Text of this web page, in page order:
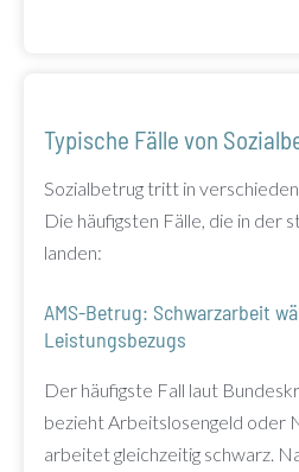
Typische Fälle von
Sozialbetrug tritt in
Die häufigsten Fälle, die in der
landen:
AMS-Betrug: Schwarzarbeit
Leistungsbezugs
Der häufigste Fall laut
bezieht Arbeitslosengeld oder
arbeitet gleichzeitig schwarz.